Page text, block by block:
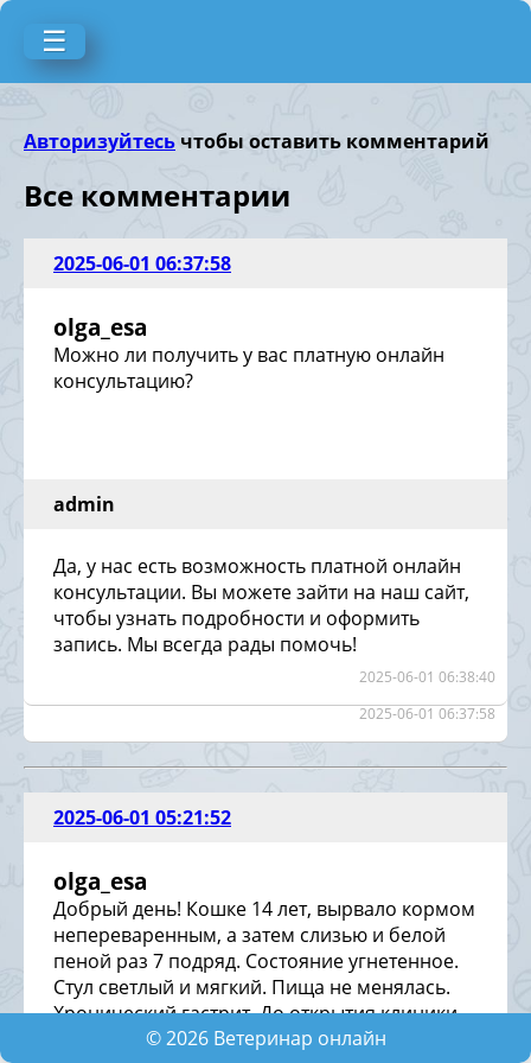
☰
Авторизуйтесь чтобы оставить комментарий
Все комментарии
2025-06-01 06:37:58
2025-06-01 06:37:58
olga_esa
Можно ли получить у вас платную онлайн
консультацию?
admin
2025-06-01 06:38:40
Да, у нас есть возможность платной онлайн
консультации. Вы можете зайти на наш сайт,
чтобы узнать подробности и оформить
запись. Мы всегда рады помочь!
2025-06-01 05:21:52
olga_esa
Добрый день! Кошке 14 лет, вырвало кормом
непереваренным, а затем слизью и белой
пеной раз 7 подряд. Состояние угнетенное.
Стул светлый и мягкий. Пища не менялась.
Хронический гастрит. До открытия клиники
ещё 4 часа. Что делать?
©2026Ветеринар онлайн